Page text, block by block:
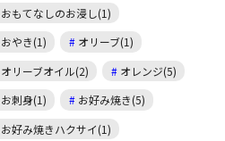
おもてなしのお浸し(1)
おやき(1)
オリーブ(1)
オリーブオイル(2)
オレンジ(5)
お刺身(1)
お好み焼き(5)
お好み焼きハクサイ(1)